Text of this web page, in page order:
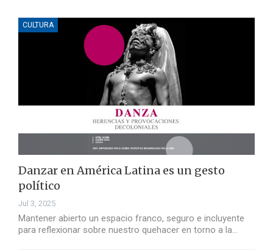
CULTURA
Danzar en América Latina es un gesto
político
Jul 3, 2025
Mantener abierto un espacio franco, seguro e incluyente
para reflexionar sobre nuestro quehacer en torno a la…